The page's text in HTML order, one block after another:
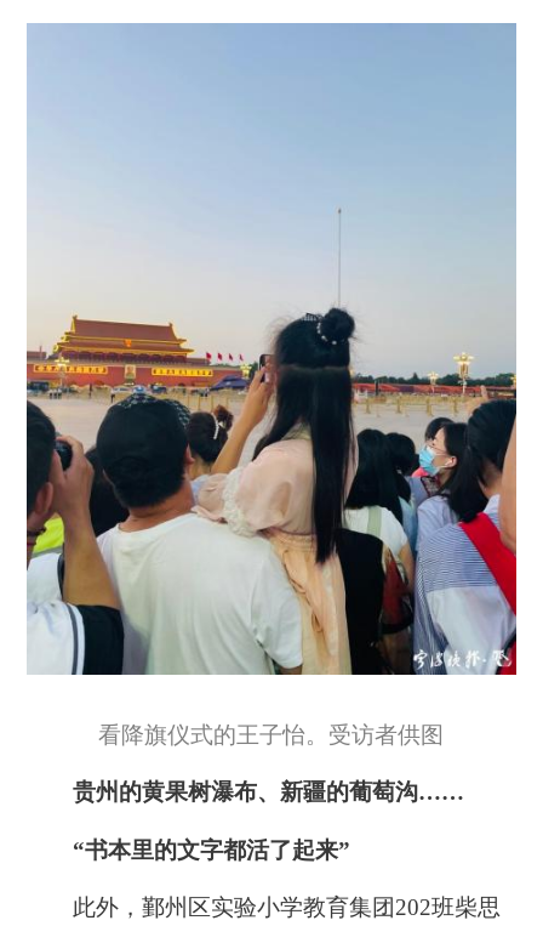
看降旗仪式的王子怡。受访者供图
贵州的黄果树瀑布、新疆的葡萄沟……
“书本里的文字都活了起来”
此外，鄞州区实验小学教育集团202班柴思